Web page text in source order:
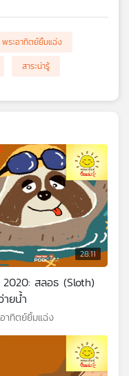
พระอาทิตย์ยิ้มแฉ่ง
สาระน่ารู้
28:11
2020: สลอธ (Sloth)
ยน้ำ
าทิตย์ยิ้มแฉ่ง